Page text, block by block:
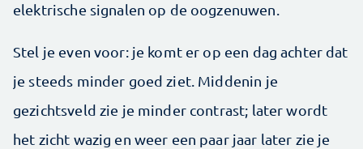
elektrische signalen op de oogzenuwen.
Stel je even voor: je komt er op een dag achter dat
je steeds minder goed ziet. Middenin je
gezichtsveld zie je minder contrast; later wordt
het zicht wazig en weer een paar jaar later zie je